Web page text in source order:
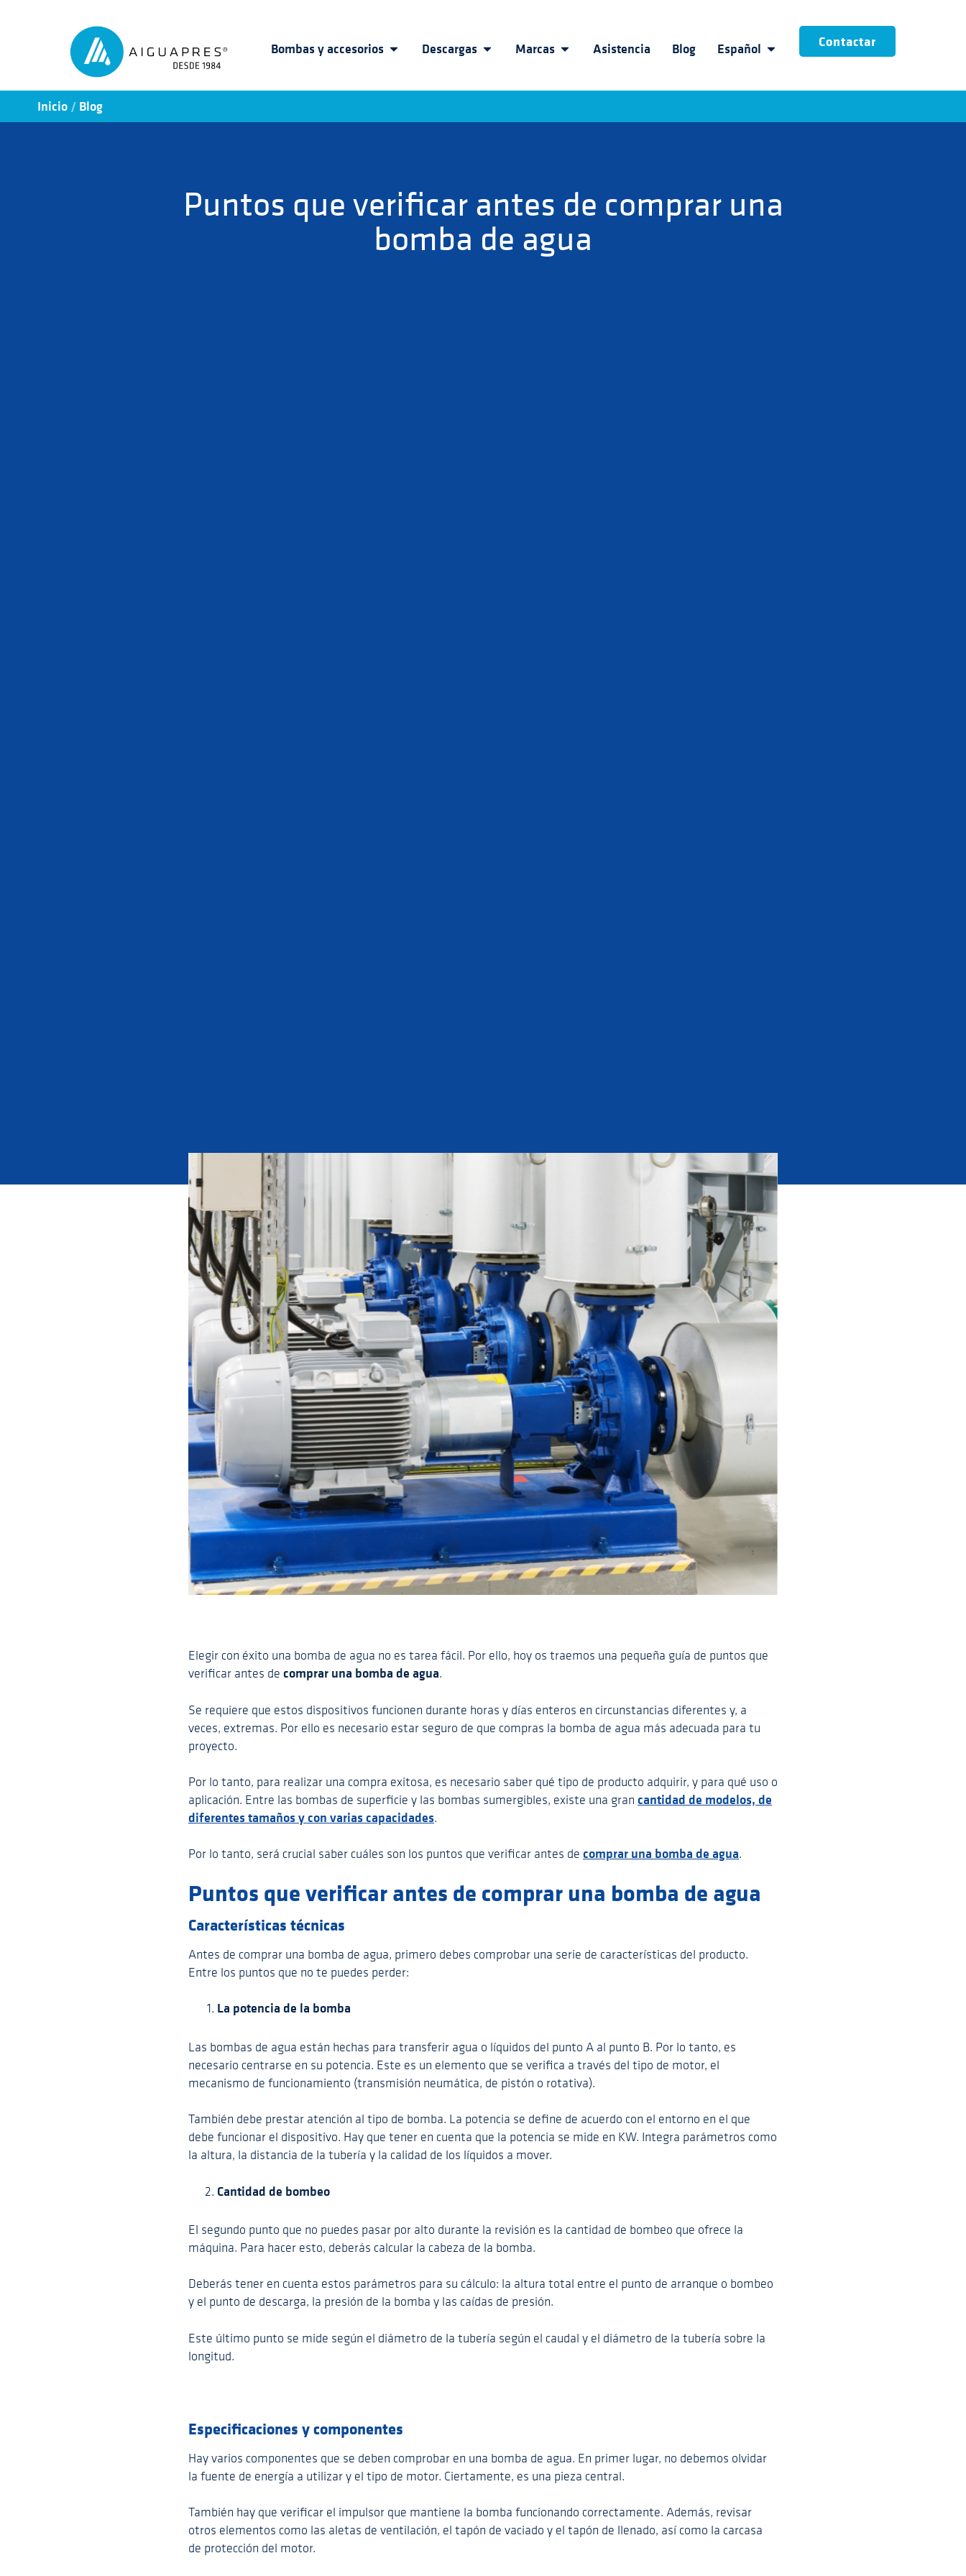
Bombas y accesorios Descargas Marcas Asistencia Blog Español Contactar
Inicio / Blog
Puntos que verificar antes de comprar una
bomba de agua
Elegir con éxito una bomba de agua no es tarea fácil. Por ello, hoy os traemos una pequeña guía de puntos que
verificar antes de comprar una bomba de agua.
Se requiere que estos dispositivos funcionen durante horas y días enteros en circunstancias diferentes y, a
veces, extremas. Por ello es necesario estar seguro de que compras la bomba de agua más adecuada para tu
proyecto.
Por lo tanto, para realizar una compra exitosa, es necesario saber qué tipo de producto adquirir, y para qué uso o
aplicación. Entre las bombas de superficie y las bombas sumergibles, existe una gran cantidad de modelos, de
diferentes tamaños y con varias capacidades.
Por lo tanto, será crucial saber cuáles son los puntos que verificar antes de comprar una bomba de agua.
Puntos que verificar antes de comprar una bomba de agua
Características técnicas
Antes de comprar una bomba de agua, primero debes comprobar una serie de características del producto.
Entre los puntos que no te puedes perder:
La potencia de la bomba
Las bombas de agua están hechas para transferir agua o líquidos del punto A al punto B. Por lo tanto, es
necesario centrarse en su potencia. Este es un elemento que se verifica a través del tipo de motor, el
mecanismo de funcionamiento (transmisión neumática, de pistón o rotativa).
También debe prestar atención al tipo de bomba. La potencia se define de acuerdo con el entorno en el que
debe funcionar el dispositivo. Hay que tener en cuenta que la potencia se mide en KW. Integra parámetros como
la altura, la distancia de la tubería y la calidad de los líquidos a mover.
Cantidad de bombeo
El segundo punto que no puedes pasar por alto durante la revisión es la cantidad de bombeo que ofrece la
máquina. Para hacer esto, deberás calcular la cabeza de la bomba.
Deberás tener en cuenta estos parámetros para su cálculo: la altura total entre el punto de arranque o bombeo
y el punto de descarga, la presión de la bomba y las caídas de presión.
Este último punto se mide según el diámetro de la tubería según el caudal y el diámetro de la tubería sobre la
longitud.
Especificaciones y componentes
Hay varios componentes que se deben comprobar en una bomba de agua. En primer lugar, no debemos olvidar
la fuente de energía a utilizar y el tipo de motor. Ciertamente, es una pieza central.
También hay que verificar el impulsor que mantiene la bomba funcionando correctamente. Además, revisar
otros elementos como las aletas de ventilación, el tapón de vaciado y el tapón de llenado, así como la carcasa
de protección del motor.